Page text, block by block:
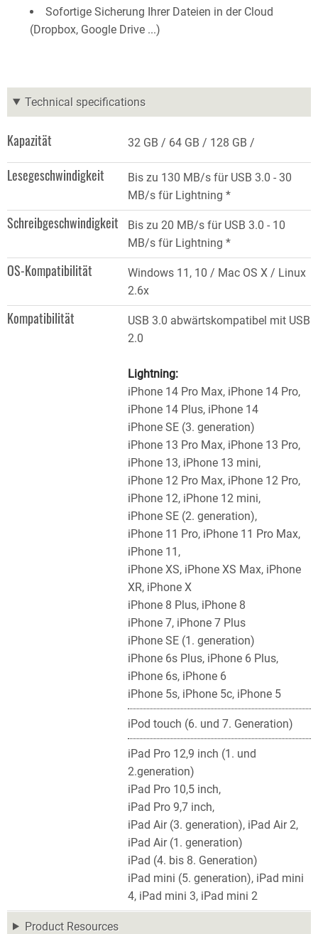
Sofortige Sicherung Ihrer Dateien in der Cloud
(Dropbox, Google Drive ...)
Technical specifications
Kapazität 32 GB 64 GB 128 GB
Lesegeschwindigkeit
Bis zu 130 MB/s für USB 3.0 - 30
MB/s für Lightning *
Schreibgeschwindigkeit
Bis zu 20 MB/s für USB 3.0 - 10
MB/s für Lightning *
OS-Kompatibilität
Windows 11, 10 / Mac OS X / Linux
2.6x
Kompatibilität
USB 3.0 abwärtskompatibel mit USB
2.0
Lightning:
iPhone 14 Pro Max, iPhone 14 Pro,
iPhone 14 Plus, iPhone 14
iPhone SE (3. generation)
iPhone 13 Pro Max, iPhone 13 Pro,
iPhone 13, iPhone 13 mini,
iPhone 12 Pro Max, iPhone 12 Pro,
iPhone 12, iPhone 12 mini,
iPhone SE (2. generation),
iPhone 11 Pro, iPhone 11 Pro Max,
iPhone 11,
iPhone XS, iPhone XS Max, iPhone
XR, iPhone X
iPhone 8 Plus, iPhone 8
iPhone 7, iPhone 7 Plus
iPhone SE (1. generation)
iPhone 6s Plus, iPhone 6 Plus,
iPhone 6s, iPhone 6
iPhone 5s, iPhone 5c, iPhone 5
iPod touch (6. und 7. Generation)
iPad Pro 12,9 inch (1. und
2.generation)
iPad Pro 10,5 inch,
iPad Pro 9,7 inch,
iPad Air (3. generation), iPad Air 2,
iPad Air (1. generation)
iPad (4. bis 8. Generation)
iPad mini (5. generation), iPad mini
4, iPad mini 3, iPad mini 2
Product Resources